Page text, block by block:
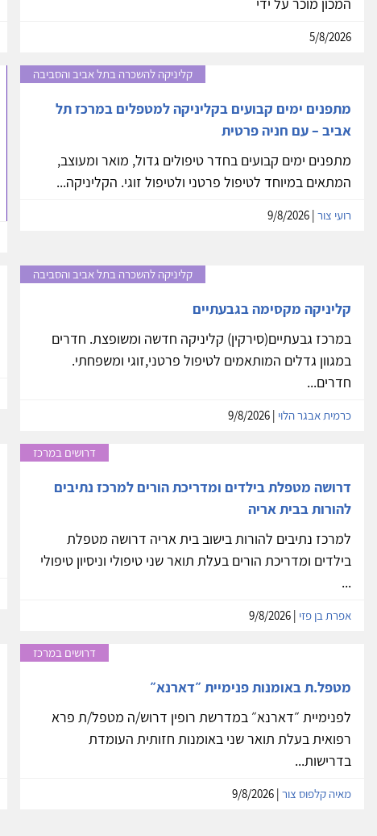
המכון מוכר על ידי
5/8/2026
קליניקה להשכרה בתל אביב והסביבה
מתפנים ימים קבועים בקליניקה למטפלים במרכז תל
אביב – עם חניה פרטית
מתפנים ימים קבועים בחדר טיפולים גדול, מואר ומעוצב,
המתאים במיוחד לטיפול פרטני ולטיפול זוגי. הקליניקה...
רועי צור
קליניקה להשכרה בתל אביב והסביבה
קליניקה מקסימה בגבעתיים
במרכז גבעתיים(סירקין) קליניקה חדשה ומשופצת. חדרים
במגוון גדלים המותאמים לטיפול פרטני,זוגי ומשפחתי.
חדרים...
כרמית אבגר הלוי
דרושים במרכז
דרושה מטפלת בילדים ומדריכת הורים למרכז נתיבים
להורות בבית אריה
למרכז נתיבים להורות בישוב בית אריה דרושה מטפלת
בילדים ומדריכת הורים בעלת תואר שני טיפולי וניסיון טיפולי
...
אפרת בן פזי
דרושים במרכז
מטפל.ת באומנות פנימיית ״דארנא״
לפנימיית ״דארנא״ במדרשת רופין דרוש/ה מטפל/ת פרא
רפואית בעלת תואר שני באומנות חזותית העומדת
בדרישות...
מאיה קלפוס צור